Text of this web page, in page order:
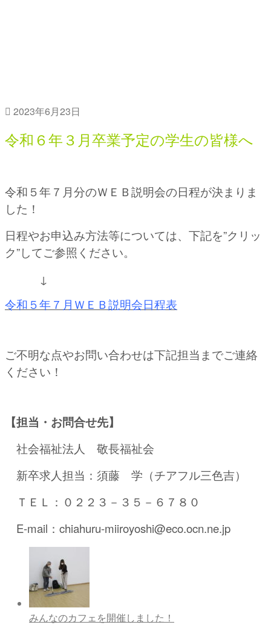
2023年6月23日
令和６年３月卒業予定の学生の皆様へ
令和５年７ 月分のＷＥＢ説明会の日程が決まりま
した！
日程やお申込み方法等については、下記を”クリッ
ク”してご参照ください。
↓
令和５年７月ＷＥＢ説明会日程表
ご不明な点やお問い合わせは下記担当までご連絡
ください！
【担当・お問合せ先】
社会福祉法人 敬長福祉会
新卒求人担当：須藤 学（チアフル三色吉）
ＴＥＬ：０２２３－３５－６７８０
E-mail：chiahuru-miiroyoshi@eco.ocn.ne.jp
みんなのカフェを開催しました！